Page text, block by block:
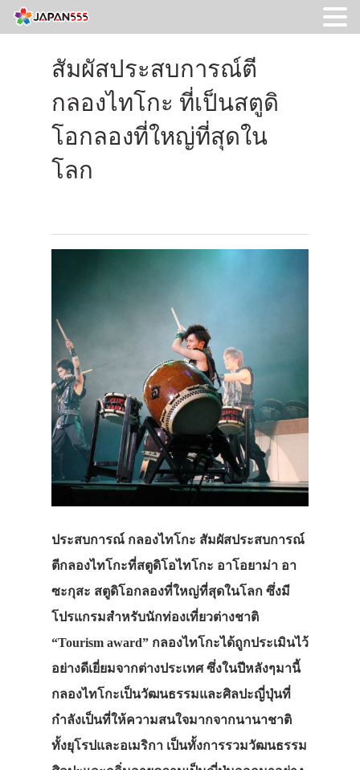
สัมผัสประสบการณ์ตี
กลองไทโกะ ที่เป็นสตูดิ
โอกลองที่ใหญ่ที่สุดใน
โลก
ประสบการณ์ กลองไทโกะ สัมผัสประสบการณ์
ตีกลองไทโกะที่สตูดิโอไทโกะ อาโอยาม่า อา
ซะกุสะ สตูดิโอกลองที่ใหญ่ที่สุดในโลก ซึ่งมี
โปรแกรมสำหรับนักท่องเที่ยวต่างชาติ
“Tourism award” กลองไทโกะได้ถูกประเมินไว้
อย่างดีเยี่ยมจากต่างประเทศ ซึ่งในปีหลังๆมานี้
กลองไทโกะเป็นวัฒนธรรมและศิลปะญี่ปุ่นที่
กำลังเป็นที่ให้ความสนใจมากจากนานาชาติ
ทั้งยุโรปและอเมริกา เป็นทั้งการรวมวัฒนธรรม